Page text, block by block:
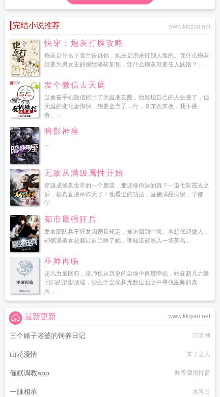
完结小说推荐 www.kkqiao.net
快穿：炮灰打脸攻略
炮灰是什么？雪兰告诉你，炮灰是用来打别人脸的。凭什么炮灰
就要为男女主的感情添砖加瓦，凭什么炮灰就要任人践踏？...
发个微信去天庭
当秦奋手机微信摇出了天庭朋友圈，他发现自己的人生变了，但
天庭的变化更惊悚。想要金点子，行，拿东西来换，我不挑
食。...
暗影神座
...
无敌从满级属性开始
穿越成修真世界的一个废柴，那还修你妹的真？一道七彩霞光之
后，杨真直接吊炸天了！他看过的功法，直接满品满级，学都
学...
都市最强狂兵
龙血部队兵王狂龙因违反规定，被迫回到中海。本想低调做人，
却偶遇美女总裁让自己睡了她，哪知道被卷入一场莫名...
巫师再临
超凡力量回归，巫师也从历史的尘埃中再度降临，站在超凡力量
回归的浪潮顶端，沙兰于尘埃和无数位面之中寻找巫师的真
意，...
www.kkqiao.net
最新更新
三个婊子老婆的饲养日记 江听潮
山花漫情 未了之人
催眠调教app 昨夜骤雨打窗
一脉相承 水禾田